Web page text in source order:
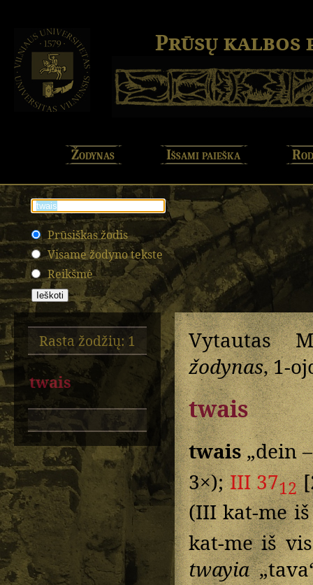
Prūsų kalbos
Žodynas Išsami paieška
Prūsiškas žodis
Visame žodyno tekste
Reikšmė
Rasta žodžių: 1
twais
Vytautas
žodynas, 1-
twais
twais„dein
3×);III 3712
(III kat-me
kat-me iš
twayia